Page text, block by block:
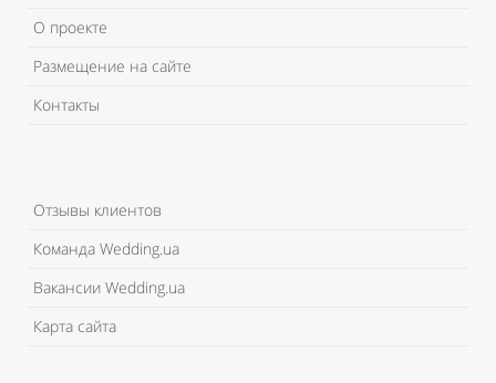
О проекте
Размещение на сайте
Контакты
Отзывы клиентов
Команда Wedding.ua
Вакансии Wedding.ua
Карта сайта